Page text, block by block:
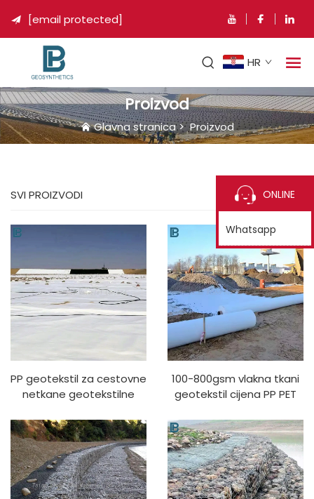
 [email protected]
HR
Proizvod
Glavna stranica>Proizvod
SVI PROIZVODI
PP geotekstil za cestovne
netkane geotekstilne
poljoprivredne
konstrukcije ojačane
cestama
100-800gsm vlakna tkani
geotekstil cijena PP PET
Geotekstil dugih vlakana
ONLINE
Whatsapp